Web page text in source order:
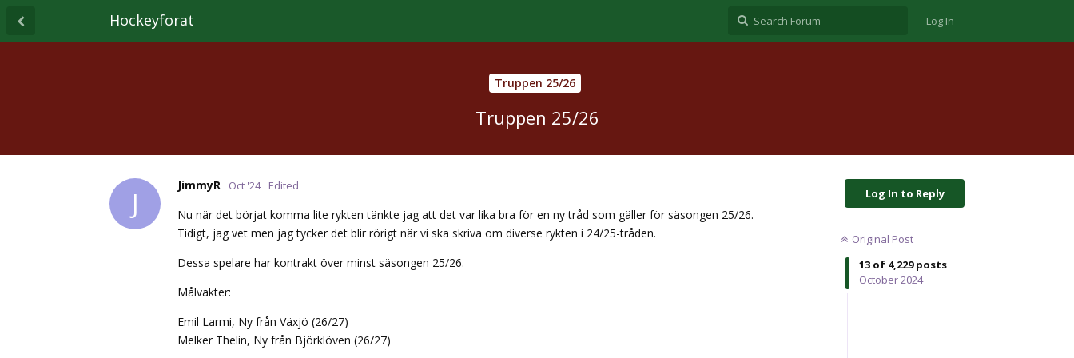
Hockeyforat Log In
Truppen 25/26
Truppen 25/26
Log In to Reply
Original Post
13 of 4,229posts
October 2024
J
JimmyR Oct '24 Edited
Nu när det börjat komma lite rykten tänkte jag att det var lika bra för en ny tråd som gäller för säsongen 25/26.
Tidigt, jag vet men jag tycker det blir rörigt när vi ska skriva om diverse rykten i 24/25-tråden.
Dessa spelare har kontrakt över minst säsongen 25/26.
Målvakter:
Emil Larmi, Ny från Växjö (26/27)
Melker Thelin, Ny från Björklöven (26/27)